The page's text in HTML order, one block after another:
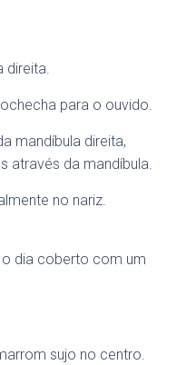
direita.
para o ouvido.
mandíbula direita,
através da mandíbula.
no nariz.
dia coberto com um
sujo no centro.